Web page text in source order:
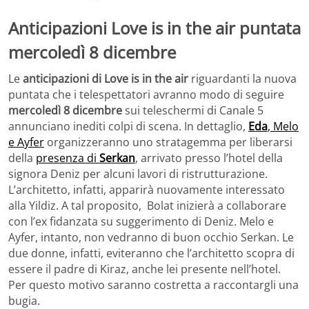
Anticipazioni Love is in the air puntata
mercoledì 8 dicembre
Leanticipazioni di Love is in the air riguardanti la nuova
puntata che i telespettatori avranno modo di seguire
mercoledì 8 dicembresui teleschermi di Canale 5
annunciano inediti colpi di scena. In dettaglio, Eda, Melo
e Ayfer organizzeranno uno stratagemma per liberarsi
della presenza di Serkan, arrivato presso l’hotel della
signora Deniz per alcuni lavori di ristrutturazione.
L’architetto, infatti, apparirà nuovamente interessato
alla Yildiz. A tal proposito, Bolat inizierà a collaborare
con l’ex fidanzata su suggerimento di Deniz. Melo e
Ayfer, intanto, non vedranno di buon occhio Serkan. Le
due donne, infatti, eviteranno che l’architetto scopra di
essere il padre di Kiraz, anche lei presente nell’hotel.
Per questo motivo saranno costretta a raccontargli una
bugia.